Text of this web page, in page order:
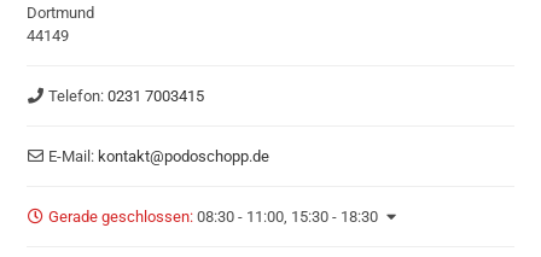
Dortmund
44149
Telefon: 0231 7003415
E-Mail: kontakt@podoschopp.de
Gerade geschlossen: 08:30 - 11:00, 15:30 - 18:30